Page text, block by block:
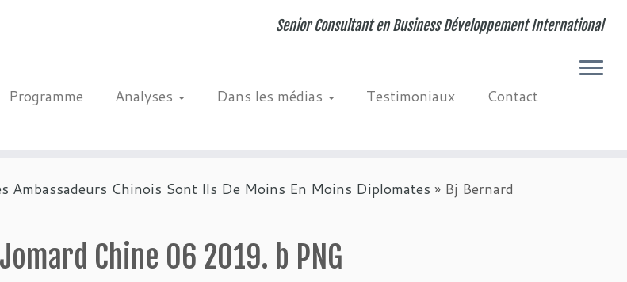
Senior Consultant en Business Développement International
Programme Analyses Dans les médias Testimoniaux
Contact
Ambassadeurs Chinois Sont Ils De Moins En Moins Diplomates » Bj Bernard
Chine 06 2019. b PNG